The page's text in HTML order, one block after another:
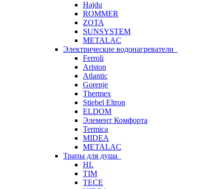
Hajdu
ROMMER
ZOTA
SUNSYSTEM
METALAC
Электрические водонагреватели
Ferroli
Ariston
Atlantic
Gorenje
Thermex
Stiebel Eltron
ELDOM
Элемент Комфорта
Termica
MIDEA
METALAC
Трапы для душа
HL
TIM
TECE